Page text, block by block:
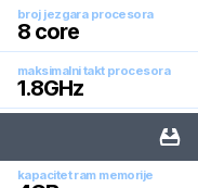
broj jezgara procesora
8 core
maksimalni takt procesora
1.8GHz
kapacitet ram memorije